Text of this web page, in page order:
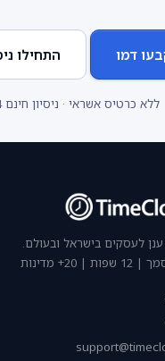
דמו התחילו
ללא כרטיס אשראי · ניסיון חינם 14 ימים
לעסקים בישראל ובעולם.